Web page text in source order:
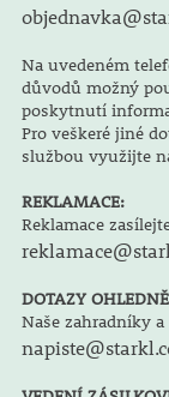
Na uvedeném
důvodů možný
poskytnutí
Pro veškeré jiné
službou využijte
REKLAMACE:
Reklamace
DOTAZY
Naše zahradníky